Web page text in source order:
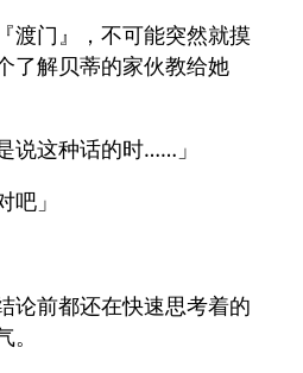
渡门』，不可能突然就摸
了解贝蒂的家伙教给她
说这种话的时……」
」
论前都还在快速思考着的